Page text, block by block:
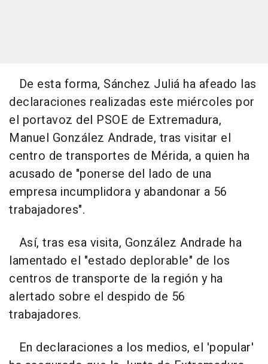
De esta forma, Sánchez Juliá ha afeado las
declaraciones realizadas este miércoles por
el portavoz del PSOE de Extremadura,
Manuel González Andrade, tras visitar el
centro de transportes de Mérida, a quien ha
acusado de "ponerse del lado de una
empresa incumplidora y abandonar a 56
trabajadores".
Así, tras esa visita, González Andrade ha
lamentado el "estado deplorable" de los
centros de transporte de la región y ha
alertado sobre el despido de 56
trabajadores.
En declaraciones a los medios, el 'popular'